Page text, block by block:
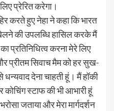
प्रेरित करेगा।
करते हुए नेहा ने कहा कि भारत
की उपलब्धि हासिल करके मैं
करना मेरे लिए
प्रीतम सिवाच मैम को हर सुख-
देना चाहती हूं। मैं हॉकी
कोचिंग स्टाफ की भी आभारी हूं
जताया और मेरा मार्गदर्शन